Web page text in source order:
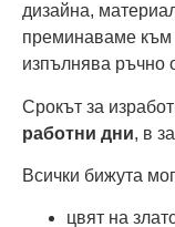
дизайна,
преминаваме към
изпълнява ръчно
Срокът за
работни дни, в
Всички бижута
цвят на